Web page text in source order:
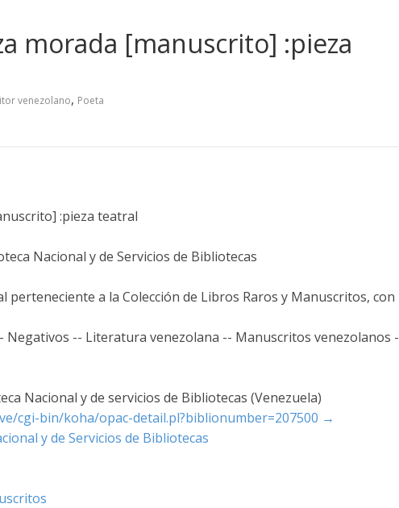
morada [manuscrito] :pieza
venezolano, Poeta
:pieza teatral
Nacional y de Servicios de Bibliotecas
perteneciente a la Colección de Libros Raros y Manuscritos, con
Negativos -- Literatura venezolana -- Manuscritos venezolanos -
Nacional y de servicios de Bibliotecas (Venezuela)
cgi-bin/koha/opac-detail.pl?biblionumber=207500 →
y de Servicios de Bibliotecas